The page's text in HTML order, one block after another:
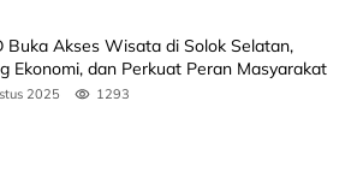
Buka Akses Wisata di Solok Selatan,
Ekonomi, dan Perkuat Peran Masyarakat
2025 1293